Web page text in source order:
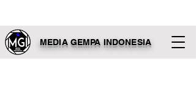
MEDIA GEMPA INDONESIA